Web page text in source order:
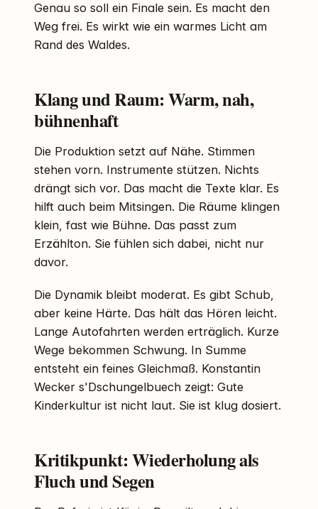
Genau so soll ein Finale sein. Es macht den
Weg frei. Es wirkt wie ein warmes Licht am
Rand des Waldes.
Klang und Raum: Warm, nah,
bühnenhaft
Die Produktion setzt auf Nähe. Stimmen
stehen vorn. Instrumente stützen. Nichts
drängt sich vor. Das macht die Texte klar. Es
hilft auch beim Mitsingen. Die Räume klingen
klein, fast wie Bühne. Das passt zum
Erzählton. Sie fühlen sich dabei, nicht nur
davor.
Die Dynamik bleibt moderat. Es gibt Schub,
aber keine Härte. Das hält das Hören leicht.
Lange Autofahrten werden erträglich. Kurze
Wege bekommen Schwung. In Summe
entsteht ein feines Gleichmaß. Konstantin
Wecker s'Dschungelbuech zeigt: Gute
Kinderkultur ist nicht laut. Sie ist klug dosiert.
Kritikpunkt: Wiederholung als
Fluch und Segen